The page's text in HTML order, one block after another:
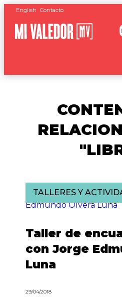
English Contacto
TALLERES Y
Taller de
con Jorge
Luna
29/04/2018